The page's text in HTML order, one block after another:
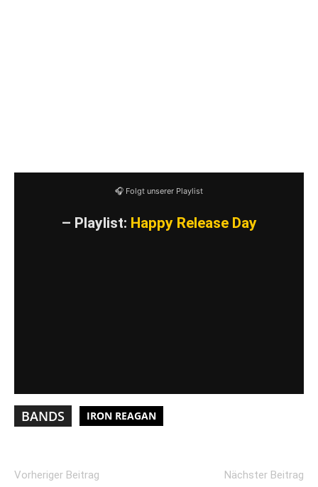
🎧 Folgt unserer Playlist
– Playlist: Happy Release Day
BANDS IRON REAGAN
Vorheriger Beitrag Nächster Beitrag